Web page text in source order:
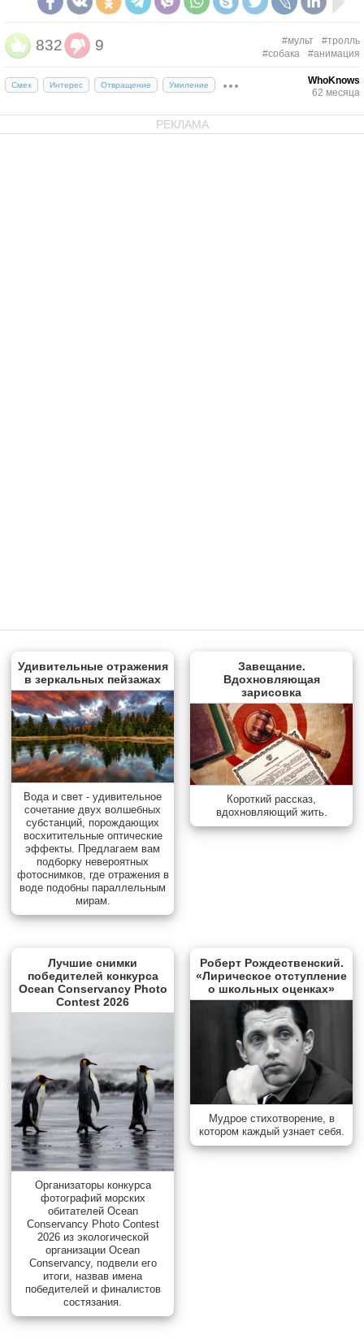
832 9 #мульт
#тролль
#собака
#анимация
Смех Интерес Отвращение Умиление
WhoKnows
62 месяца
РЕКЛАМА
Удивительные отражения
в зеркальных пейзажах
Вода и свет - удивительное
сочетание двух волшебных
субстанций, порождающих
восхитительные оптические
эффекты. Предлагаем вам
подборку невероятных
фотоснимков, где отражения в
воде подобны параллельным
мирам.
Завещание.
Вдохновляющая
зарисовка
Короткий рассказ,
вдохновляющий жить.
Лучшие снимки
победителей конкурса
Ocean Conservancy Photo
Contest 2026
Организаторы конкурса
фотографий морских
обитателей Ocean
Conservancy Photo Contest
2026 из экологической
организации Ocean
Conservancy, подвели его
итоги, назвав имена
победителей и финалистов
состязания.
Роберт Рождественский.
«Лирическое отступление
о школьных оценках»
Мудрое стихотворение, в
котором каждый узнает себя.